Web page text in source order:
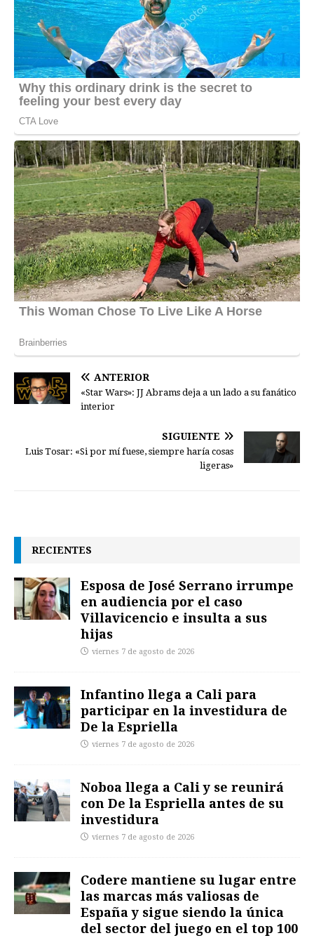
ANTERIOR
«Star Wars»: JJ Abrams deja a un lado a su fanático
interior
SIGUIENTE
Luis Tosar: «Si por mí fuese, siempre haría cosas
ligeras»
RECIENTES
Esposa de José Serrano irrumpe
en audiencia por el caso
Villavicencio e insulta a sus
hijas
viernes 7 de agosto de 2026
Infantino llega a Cali para
participar en la investidura de
De la Espriella
viernes 7 de agosto de 2026
Noboa llega a Cali y se reunirá
con De la Espriella antes de su
investidura
viernes 7 de agosto de 2026
Codere mantiene su lugar entre
las marcas más valiosas de
España y sigue siendo la única
del sector del juego en el top 100